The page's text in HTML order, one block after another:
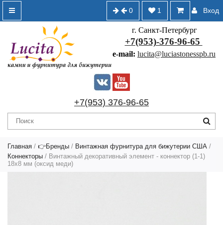
Вход
1
0
г. Санкт-Петербург
+7(953)-376-96-65
e-mail: lucita@luciastonesspb.ru
+7(953) 376-96-65
Главная / 👉Бренды / Винтажная фурнитура для бижутерии США /
Коннекторы / Винтажный декоративный элемент - коннектор (1-1)
18х8 мм (оксид меди)